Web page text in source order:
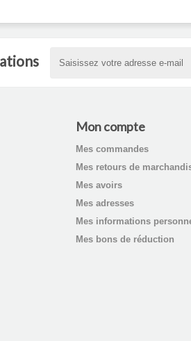
Mon compte
Mes commandes
Mes retours de
Mes avoirs
Mes adresses
Mes informations
Mes bons de réduction